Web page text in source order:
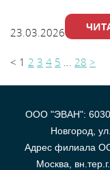
23.03.2026
< 1 2 3 4 5 28 >
ООО "ЭВАН":
Новгород,
Адрес филиала
Москва,